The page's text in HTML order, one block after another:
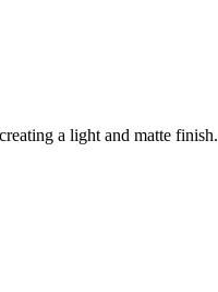
a light and matte finish.